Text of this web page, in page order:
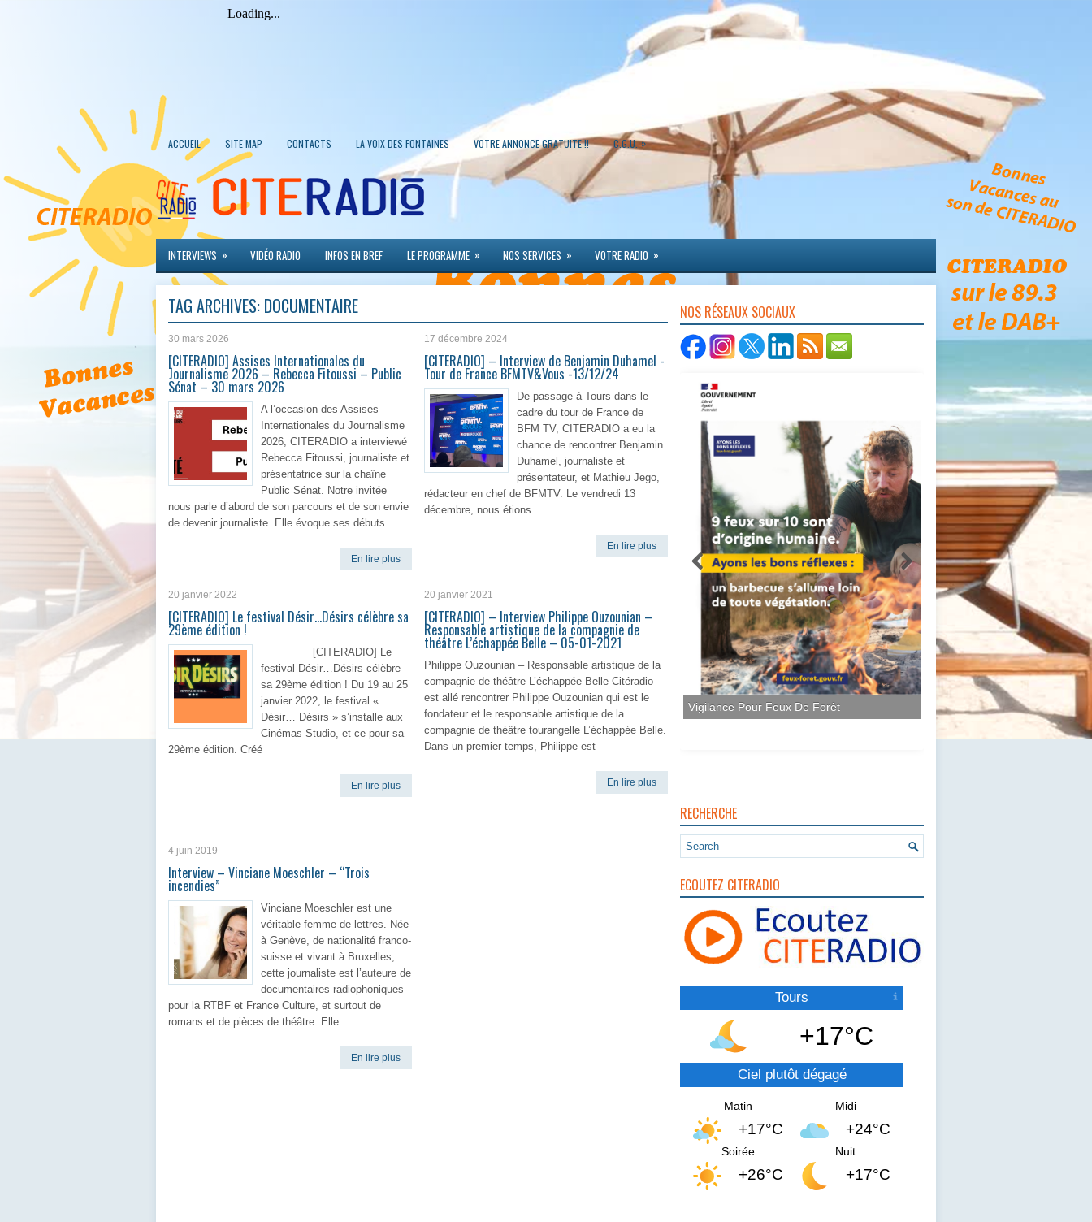
ACCUEIL SITE MAP CONTACTS LA VOIX DES FONTAINES VOTRE ANNONCE GRATUITE !! C.G.U. »
INTERVIEWS » VIDÉO RADIO INFOS EN BREF LE PROGRAMME » NOS SERVICES » VOTRE RADIO »
TAG ARCHIVES: DOCUMENTAIRE
30 mars 2026
[CITERADIO] Assises Internationales du
Journalisme 2026 – Rebecca Fitoussi – Public
Sénat – 30 mars 2026
A l’occasion des Assises
Internationales du Journalisme
2026, CITERADIO a interviewé
Rebecca Fitoussi, journaliste et
présentatrice sur la chaîne
Public Sénat. Notre invitée
nous parle d’abord de son parcours et de son envie
de devenir journaliste. Elle évoque ses débuts
En lire plus
17 décembre 2024
[CITERADIO] – Interview de Benjamin Duhamel -
Tour de France BFMTV&Vous -13/12/24
De passage à Tours dans le
cadre du tour de France de
BFM TV, CITERADIO a eu la
chance de rencontrer Benjamin
Duhamel, journaliste et
présentateur, et Mathieu Jego,
rédacteur en chef de BFMTV. Le vendredi 13
décembre, nous étions
En lire plus
20 janvier 2022
[CITERADIO] Le festival Désir…Désirs célèbre sa
29ème édition !
[CITERADIO] Le
festival Désir…Désirs célèbre
sa 29ème édition ! Du 19 au 25
janvier 2022, le festival «
Désir… Désirs » s’installe aux
Cinémas Studio, et ce pour sa
29ème édition. Créé
En lire plus
20 janvier 2021
[CITERADIO] – Interview Philippe Ouzounian –
Responsable artistique de la compagnie de
théâtre L’échappée Belle – 05-01-2021
Philippe Ouzounian – Responsable artistique de la
compagnie de théâtre L’échappée Belle Citéradio
est allé rencontrer Philippe Ouzounian qui est le
fondateur et le responsable artistique de la
compagnie de théâtre tourangelle L’échappée Belle.
Dans un premier temps, Philippe est
En lire plus
4 juin 2019
Interview – Vinciane Moeschler – “Trois
incendies”
Vinciane Moeschler est une
véritable femme de lettres. Née
à Genève, de nationalité franco-
suisse et vivant à Bruxelles,
cette journaliste est l’auteure de
documentaires radiophoniques
pour la RTBF et France Culture, et surtout de
romans et de pièces de théâtre. Elle
En lire plus
NOS RÉSEAUX SOCIAUX
Vigilance Pour Feux De Forêt
RECHERCHE
ECOUTEZ CITERADIO
Tours
+17°C
Ciel plutôt dégagé
Matin
+17°C
Midi
+24°C
Soirée
+26°C
Nuit
+17°C